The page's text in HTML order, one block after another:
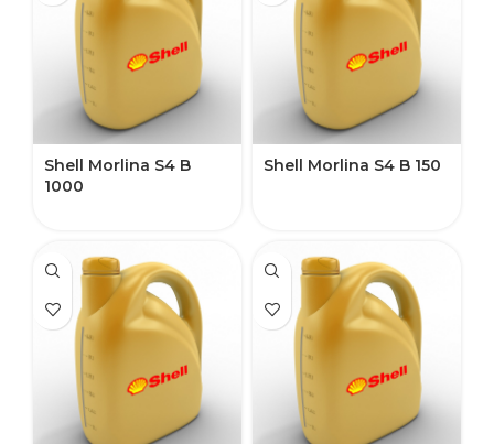
Shell Morlina S4 B
1000
Shell Morlina S4 B 150